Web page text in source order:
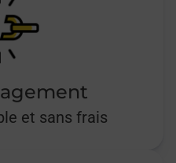
et sans frais